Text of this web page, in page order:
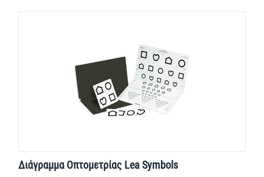
Διάγραμμα Οπτομετρίας Lea Symbols